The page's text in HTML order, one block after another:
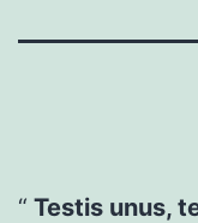
Testis unus,